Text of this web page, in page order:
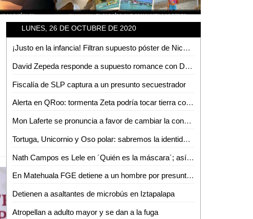
LUNES, 26 DE OCTUBRE DE 2020
¡Justo en la infancia! Filtran supuesto póster de Nickelodeon con reboots animados
David Zepeda responde a supuesto romance con Daniel Urquiza
Fiscalía de SLP captura a un presunto secuestrador
Alerta en QRoo: tormenta Zeta podría tocar tierra como huracán
Mon Laferte se pronuncia a favor de cambiar la constitución en Chile; así acudió a votar
Tortuga, Unicornio y Oso polar: sabremos la identidad de uno de ellos en ´Quién es la máscara´
Nath Campos es Lele en ´Quién es la máscara´; así reveló su identidad (VIDEO)
En Matehuala FGE detiene a un hombre por presunto robo calificado
Detienen a asaltantes de microbús en Iztapalapa
Atropellan a adulto mayor y se dan a la fuga